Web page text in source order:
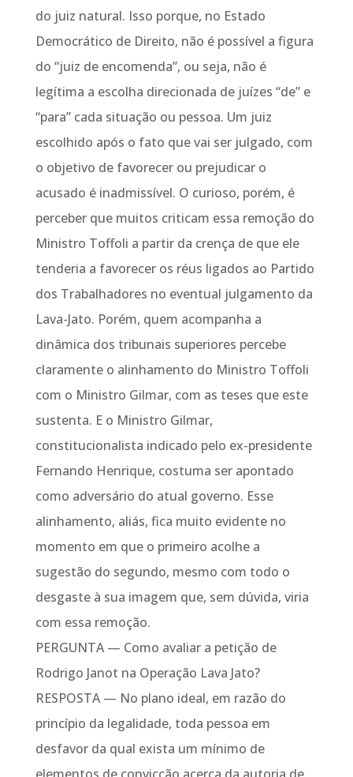
do juiz natural. Isso porque, no Estado
Democrático de Direito, não é possível a figura
do “juiz de encomenda”, ou seja, não é
legítima a escolha direcionada de juízes “de” e
“para” cada situação ou pessoa. Um juiz
escolhido após o fato que vai ser julgado, com
o objetivo de favorecer ou prejudicar o
acusado é inadmissível. O curioso, porém, é
perceber que muitos criticam essa remoção do
Ministro Toffoli a partir da crença de que ele
tenderia a favorecer os réus ligados ao Partido
dos Trabalhadores no eventual julgamento da
Lava-Jato. Porém, quem acompanha a
dinâmica dos tribunais superiores percebe
claramente o alinhamento do Ministro Toffoli
com o Ministro Gilmar, com as teses que este
sustenta. E o Ministro Gilmar,
constitucionalista indicado pelo ex-presidente
Fernando Henrique, costuma ser apontado
como adversário do atual governo. Esse
alinhamento, aliás, fica muito evidente no
momento em que o primeiro acolhe a
sugestão do segundo, mesmo com todo o
desgaste à sua imagem que, sem dúvida, viria
com essa remoção.
PERGUNTA — Como avaliar a petição de
Rodrigo Janot na Operação Lava Jato?
RESPOSTA — No plano ideal, em razão do
princípio da legalidade, toda pessoa em
desfavor da qual exista um mínimo de